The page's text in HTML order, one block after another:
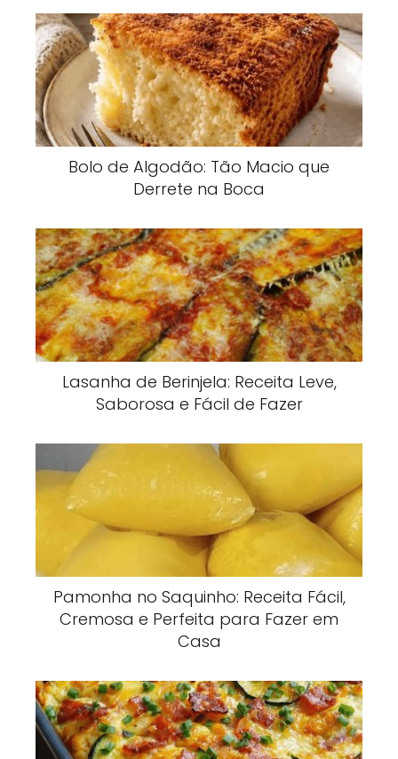
Bolo de Algodão: Tão Macio que
Derrete na Boca
Lasanha de Berinjela: Receita Leve,
Saborosa e Fácil de Fazer
Pamonha no Saquinho: Receita Fácil,
Cremosa e Perfeita para Fazer em
Casa